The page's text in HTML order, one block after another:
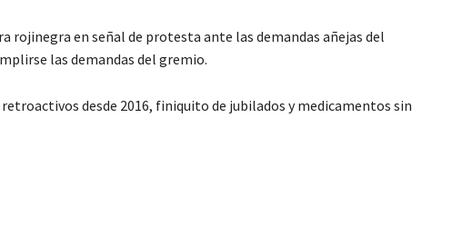
rojinegra en señal de protesta ante las demandas añejas del
las demandas del gremio.
desde 2016, finiquito de jubilados y medicamentos sin